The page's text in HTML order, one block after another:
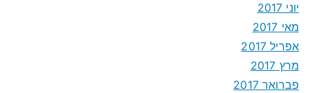
יוני 2017
מאי 2017
אפריל 2017
מרץ 2017
פברואר 2017